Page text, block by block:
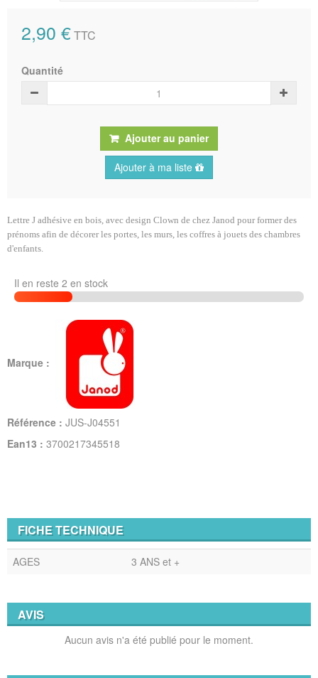
2,90 €TTC
Quantité
Ajouter au panier
Ajouter à ma liste
Lettre J adhésive en bois, avec design Clown de chez Janod pour former des
prénoms afin de décorer les portes, les murs, les coffres à jouets des chambres
d'enfants.
Il en reste 2 en stock
Marque :
Référence : JUS-J04551
Ean13 : 3700217345518
FICHE TECHNIQUE
AGES 3 ANS et +
AVIS
Aucun avis n'a été publié pour le moment.